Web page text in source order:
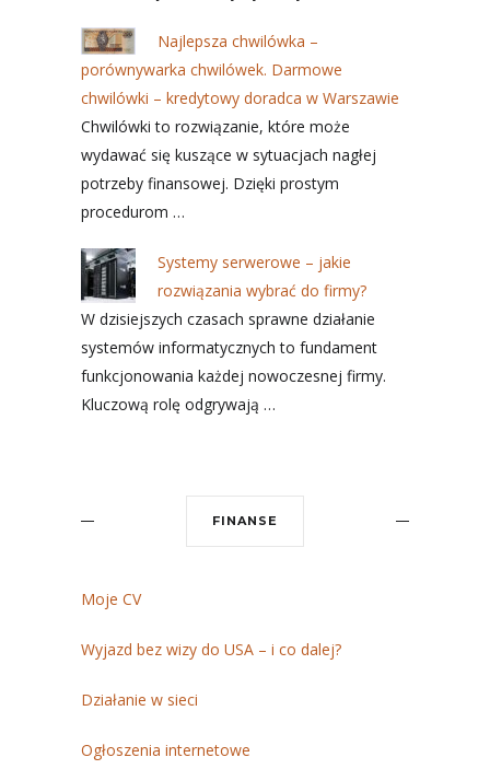
Najlepsza chwilówka –
porównywarka chwilówek. Darmowe
chwilówki – kredytowy doradca w Warszawie
Chwilówki to rozwiązanie, które może
wydawać się kuszące w sytuacjach nagłej
potrzeby finansowej. Dzięki prostym
procedurom …
Systemy serwerowe – jakie
rozwiązania wybrać do firmy?
W dzisiejszych czasach sprawne działanie
systemów informatycznych to fundament
funkcjonowania każdej nowoczesnej firmy.
Kluczową rolę odgrywają …
FINANSE
Moje CV
Wyjazd bez wizy do USA – i co dalej?
Działanie w sieci
Ogłoszenia internetowe